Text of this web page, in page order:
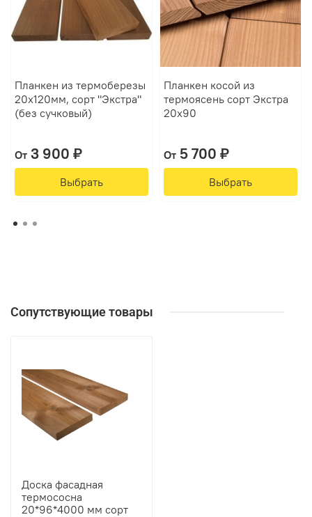
Планкен из термоберезы
20х120мм, сорт "Экстра"
(без сучковый)
От3 900 ₽
Выбрать
Планкен косой из
термоясень сорт Экстра
20х90
От5 700 ₽
Выбрать
Сопутствующие товары
Доска фасадная
термососна
20*96*4000 мм сорт